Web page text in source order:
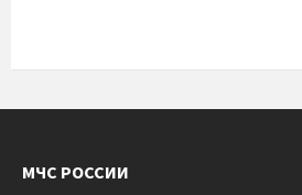
МЧС РОССИИ